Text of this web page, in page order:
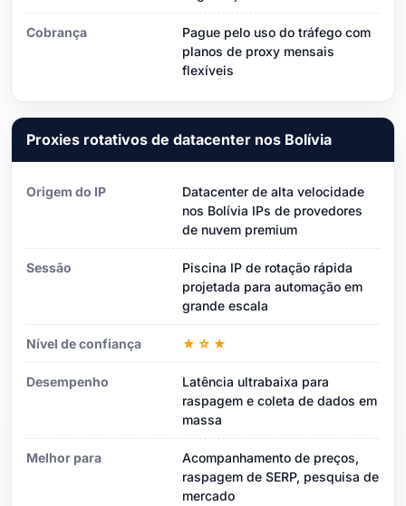
Cobrança
Pague pelo uso do tráfego com
planos de proxy mensais
flexíveis
Proxies rotativos de datacenter nos Bolívia
Origem do IP
Datacenter de alta velocidade
nos Bolívia IPs de provedores
de nuvem premium
Sessão
Piscina IP de rotação rápida
projetada para automação em
grande escala
Nível de confiança ★☆★
Desempenho
Latência ultrabaixa para
raspagem e coleta de dados em
massa
Melhor para
Acompanhamento de preços,
raspagem de SERP, pesquisa de
mercado